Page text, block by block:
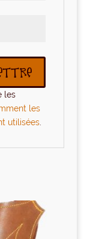
les
les
utilisées.